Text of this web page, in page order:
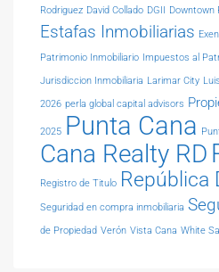
Rodriguez David Collado DGII Downtown
Estafas Inmobiliarias
Patrimonio Inmobiliario Impuestos al
Jurisdiccion Inmobiliaria Larimar City
2026 perla global capital advisors
2025 Punta Cana
Cana Realty RD
Registro de Titulo República
Seguridad en compra inmobiliaria
de Propiedad Verón Vista Cana White